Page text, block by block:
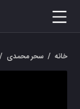
خانه / سحر محمدی /